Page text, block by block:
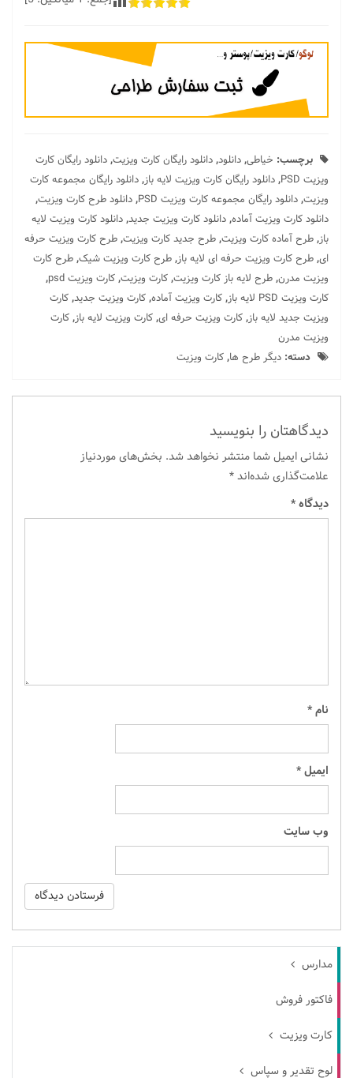
برچسب: خیاطی,دانلود,دانلود رایگان کارت ویزیت,دانلود رایگان کارت
ویزیت PSD
,دانلود رایگان کارت ویزیت لایه باز,دانلود رایگان مجموعه کارت
ویزیت,دانلود رایگان مجموعه کارت ویزیت PSD ,دانلود طرح کارت ویزیت,
دانلود کارت ویزیت آماده,دانلود کارت ویزیت جدید,دانلود کارت ویزیت لایه
باز,طرح آماده کارت ویزیت,طرح جدید کارت ویزیت,طرح کارت ویزیت حرفه
ای,طرح کارت ویزیت حرفه ای لایه باز,طرح کارت ویزیت شیک,طرح کارت
ویزیت مدرن,طرح لایه باز کارت ویزیت,کارت ویزیت,کارت ویزیت psd
,
کارت ویزیت PSD لایه باز
,کارت ویزیت آماده,کارت ویزیت جدید,کارت
ویزیت جدید لایه باز,کارت ویزیت حرفه ای,کارت ویزیت لایه باز,کارت
ویزیت مدرن
دسته: دیگر طرح ها,کارت ویزیت
دیدگاهتان را بنویسید
نشانی ایمیل شما منتشر نخواهد شد. بخش‌های موردنیاز
علامت‌گذاری شده‌اند*
دیدگاه*
نام*
ایمیل*
وب‌ سایت
مدارس
فاکتور فروش
کارت ویزیت
لوح تقدیر و سپاس